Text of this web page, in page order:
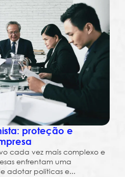
proteção e
cada vez mais complexo e
enfrentam uma
adotar políticas e...